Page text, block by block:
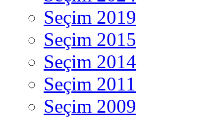
Seçim 2019
Seçim 2015
Seçim 2014
Seçim 2011
Seçim 2009